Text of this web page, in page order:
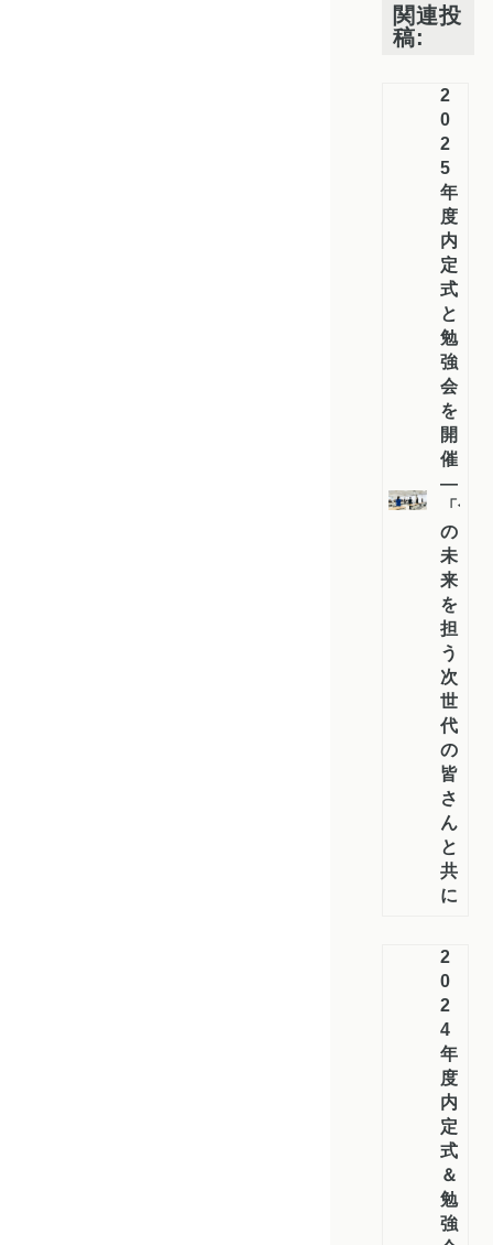
関連投
稿:
2
0
2
5
年
度
内
定
式
と
勉
強
会
を
開
催
―
「食
の
未
来
を
担
う
次
世
代
の
皆
さ
ん
と
共
に
2
0
2
4
年
度
内
定
式
＆
勉
強